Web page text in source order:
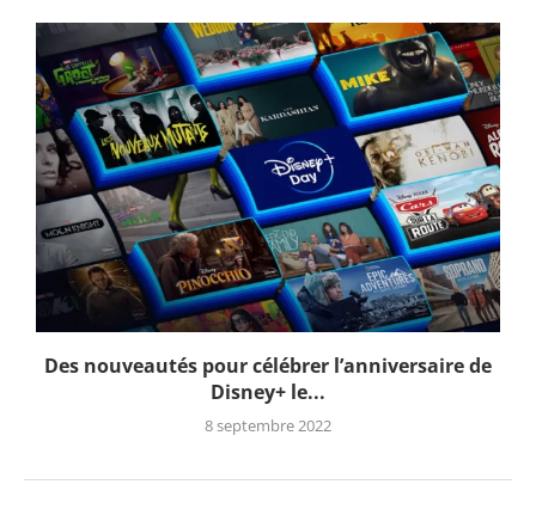
Des nouveautés pour célébrer l’anniversaire de
Disney+ le...
8 septembre 2022